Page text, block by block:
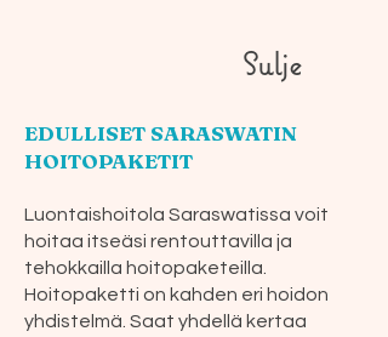
Sulje
EDULLISET SARASWATIN
HOITOPAKETIT
Luontaishoitola Saraswatissa voit
hoitaa itseäsi rentouttavilla ja
tehokkailla hoitopaketeilla.
Hoitopaketti on kahden eri hoidon
yhdistelmä. Saat yhdellä kertaa